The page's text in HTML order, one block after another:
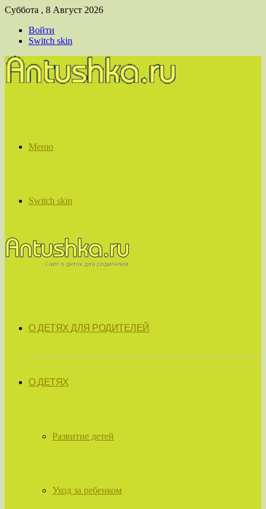
Суббота , 8 Август 2026
Войти
Switch skin
Меню
Switch skin
О ДЕТЯХ ДЛЯ РОДИТЕЛЕЙ
О ДЕТЯХ
Развитие детей
Уход за ребенком